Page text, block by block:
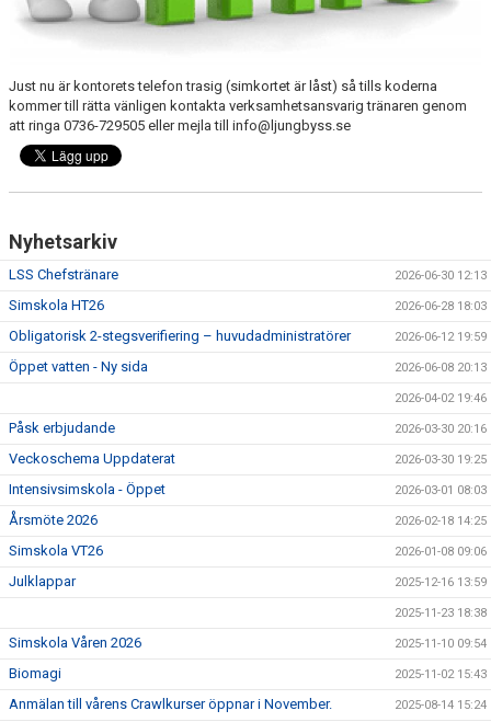
Just nu är kontorets telefon trasig (simkortet är låst) så tills koderna
kommer till rätta vänligen kontakta verksamhetsansvarig tränaren genom
att ringa 0736-729505 eller mejla till info@ljungbyss.se
Nyhetsarkiv
LSS Chefstränare 2026-06-30 12:13
Simskola HT26 2026-06-28 18:03
Obligatorisk 2-stegsverifiering – huvudadministratörer 2026-06-12 19:59
Öppet vatten - Ny sida 2026-06-08 20:13
2026-04-02 19:46
Påsk erbjudande 2026-03-30 20:16
Veckoschema Uppdaterat 2026-03-30 19:25
Intensivsimskola - Öppet 2026-03-01 08:03
Årsmöte 2026 2026-02-18 14:25
Simskola VT26 2026-01-08 09:06
Julklappar 2025-12-16 13:59
2025-11-23 18:38
Simskola Våren 2026 2025-11-10 09:54
Biomagi 2025-11-02 15:43
Anmälan till vårens Crawlkurser öppnar i November. 2025-08-14 15:24